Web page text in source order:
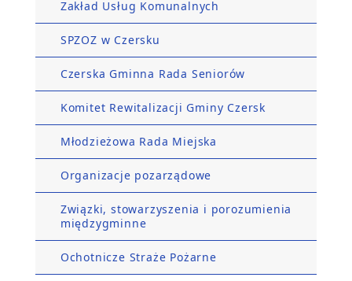
Zakład Usług Komunalnych
SPZOZ w Czersku
Czerska Gminna Rada Seniorów
Komitet Rewitalizacji Gminy Czersk
Młodzieżowa Rada Miejska
Organizacje pozarządowe
Związki, stowarzyszenia i porozumienia
międzygminne
Ochotnicze Straże Pożarne